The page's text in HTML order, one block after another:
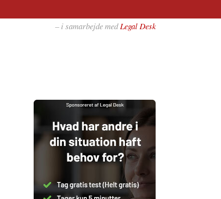
– i samarbejde medLegal Desk